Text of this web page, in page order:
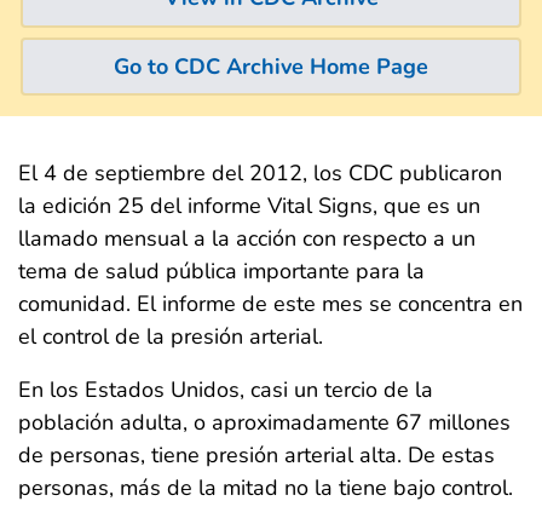
Go to CDC Archive Home Page
El 4 de septiembre del 2012, los CDC publicaron
la edición 25 del informe Vital Signs, que es un
llamado mensual a la acción con respecto a un
tema de salud pública importante para la
comunidad. El informe de este mes se concentra en
el control de la presión arterial.
En los Estados Unidos, casi un tercio de la
población adulta, o aproximadamente 67 millones
de personas, tiene presión arterial alta. De estas
personas, más de la mitad no la tiene bajo control.